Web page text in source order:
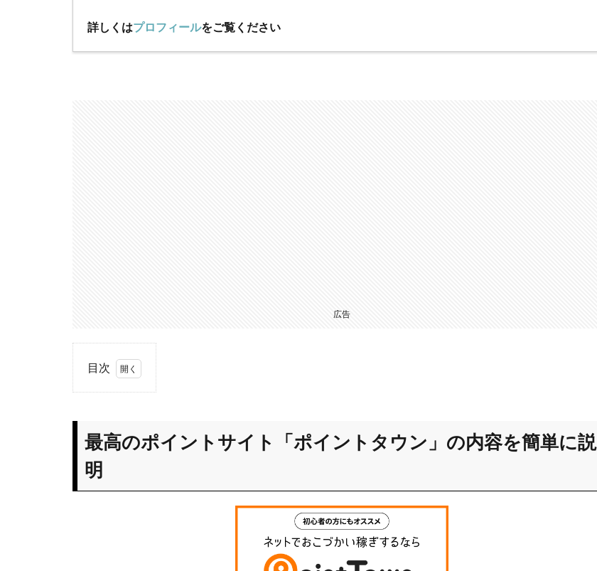
詳しくはプロフィールをご覧ください
広告
目次
イン
トサ
イト
「ポ
最高のポイントサイト「ポイントタウン」の内容を簡単に説
明